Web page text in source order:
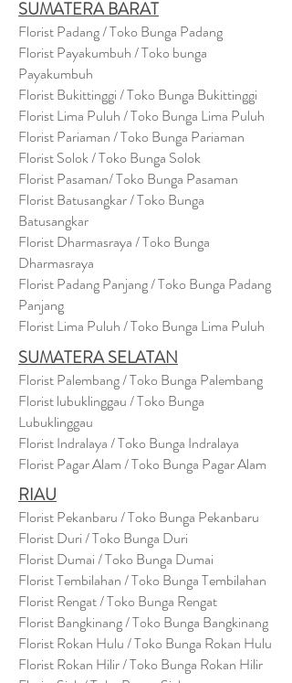
SUMATERA BARAT
Florist Padang / Toko Bunga Padang
Florist Payakumbuh / Toko bunga
Payakumbuh
Florist Bukittinggi / Toko Bunga Bukittinggi
Florist Lima Puluh / Toko Bunga Lima Puluh
Florist Pariaman / Toko Bunga Pariaman
Florist Solok / Toko Bunga Solok
Florist Pasaman/ Toko Bunga Pasaman
Florist Batusangkar / Toko Bunga
Batusangkar
Florist Dharmasraya / Toko Bunga
Dharmasraya
Florist Padang Panjang / Toko Bunga Padang
Panjang
Florist Lima Puluh / Toko Bunga Lima Puluh
SUMATERA SELATAN
Florist Palembang / Toko Bunga Palembang
Florist lubuklinggau / Toko Bunga
Lubuklinggau
Florist Indralaya / Toko Bunga Indralaya
Florist Pagar Alam / Toko Bunga Pagar Alam
RIAU
Florist Pekanbaru / Toko Bunga Pekanbaru
Florist Duri / Toko Bunga Duri
Florist Dumai / Toko Bunga Dumai
Florist Tembilahan / Toko Bunga Tembilahan
Florist Rengat / Toko Bunga Rengat
Florist Bangkinang / Toko Bunga Bangkinang
Florist Rokan Hulu / Toko Bunga Rokan Hulu
Florist Rokan Hilir / Toko Bunga Rokan Hilir